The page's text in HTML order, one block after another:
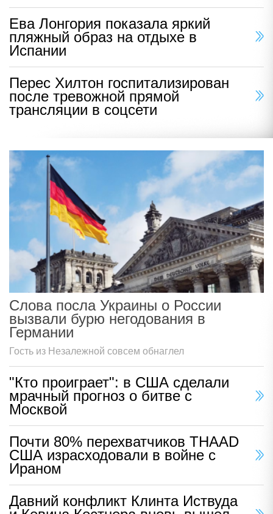
Ева Лонгория показала яркий
пляжный образ на отдыхе в
Испании
Перес Хилтон госпитализирован
после тревожной прямой
трансляции в соцсети
Слова посла Украины о России
вызвали бурю негодования в
Германии
Гость из Незалежной совсем обнаглел
"Кто проиграет": в США сделали
мрачный прогноз о битве с
Москвой
Почти 80% перехватчиков THAAD
США израсходовали в войне с
Ираном
Давний конфликт Клинта Иствуда